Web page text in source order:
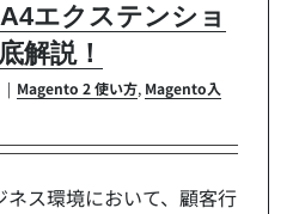
エクステンショ
解説！
| Magento 2 使い方, Magento入
ス環境において、顧客行